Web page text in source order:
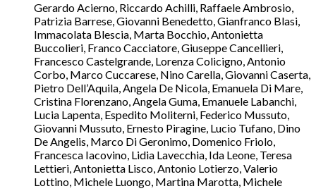
Gerardo Acierno, Riccardo Achilli, Raffaele Ambrosio,
Patrizia Barrese, Giovanni Benedetto, Gianfranco Blasi,
Immacolata Blescia, Marta Bocchio, Antonietta
Buccolieri, Franco Cacciatore, Giuseppe Cancellieri,
Francesco Castelgrande, Lorenza Colicigno, Antonio
Corbo, Marco Cuccarese, Nino Carella, Giovanni Caserta,
Pietro Dell’Aquila, Angela De Nicola, Emanuela Di Mare,
Cristina Florenzano, Angela Guma, Emanuele Labanchi,
Lucia Lapenta, Espedito Moliterni, Federico Mussuto,
Giovanni Mussuto, Ernesto Piragine, Lucio Tufano, Dino
De Angelis, Marco Di Geronimo, Domenico Friolo,
Francesca Iacovino, Lidia Lavecchia, Ida Leone, Teresa
Lettieri, Antonietta Lisco, Antonio Lotierzo, Valerio
Lottino, Michele Luongo, Martina Marotta, Michele